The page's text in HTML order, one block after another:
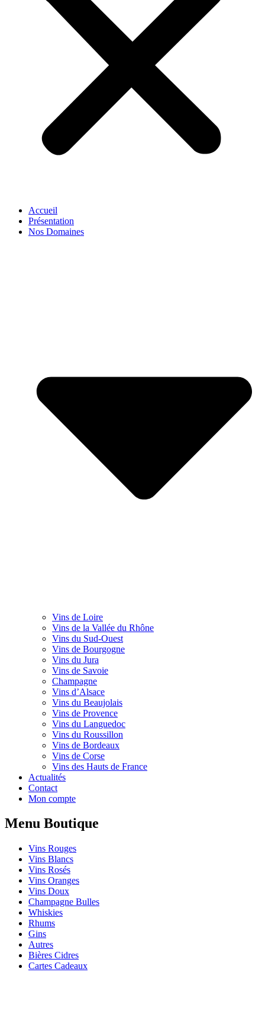
Accueil
Présentation
Nos Domaines
Vins de Loire
Vins de la Vallée du Rhône
Vins du Sud-Ouest
Vins de Bourgogne
Vins du Jura
Vins de Savoie
Champagne
Vins d’Alsace
Vins du Beaujolais
Vins de Provence
Vins du Languedoc
Vins du Roussillon
Vins de Bordeaux
Vins de Corse
Vins des Hauts de France
Actualités
Contact
Mon compte
Menu Boutique
Vins Rouges
Vins Blancs
Vins Rosés
Vins Oranges
Vins Doux
Champagne Bulles
Whiskies
Rhums
Gins
Autres
Bières Cidres
Cartes Cadeaux